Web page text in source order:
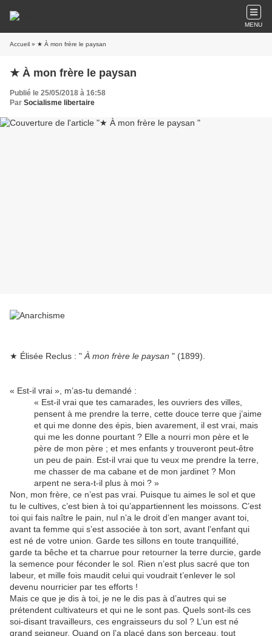
MENU
Accueil » ★ À mon frère le paysan
★ À mon frère le paysan
Publié le 25/05/2018 à 16:58
Par Socialisme libertaire
★ Élisée Reclus : " À mon frère le paysan " (1899).
« Est-il vrai », m’as-tu demandé :
« Est-il vrai que tes camarades, les ouvriers des villes,
pensent à me prendre la terre, cette douce terre que j’aime
et qui me donne des épis, bien avarement, il est vrai, mais
qui me les donne pourtant ? Elle a nourri mon père et le
père de mon père ; et mes enfants y trouveront peut-être
un peu de pain. Est-il vrai que tu veux me prendre la terre,
me chasser de ma cabane et de mon jardinet ? Mon
arpent ne sera-t-il plus à moi ? »
Non, mon frère, ce n’est pas vrai. Puisque tu aimes le sol et que
tu le cultives, c’est bien à toi qu’appartiennent les moissons. C’est
toi qui fais naître le pain, nul n’a le droit d’en manger avant toi,
avant ta femme qui s’est associée à ton sort, avant l’enfant qui
est né de votre union. Garde tes sillons en toute tranquillité,
garde ta bêche et ta charrue pour retourner la terre durcie, garde
la semence pour féconder le sol. Rien n’est plus sacré que ton
labeur, et mille fois maudit celui qui voudrait t’enlever le sol
devenu nourricier par tes efforts !
Mais ce que je dis à toi, je ne le dis pas à d’autres qui se
prétendent cultivateurs et qui ne le sont pas. Quels sont-ils ces
soi-disant travailleurs, ces engraisseurs du sol ? L’un est né
grand seigneur. Quand on l’a placé dans son berceau, tout